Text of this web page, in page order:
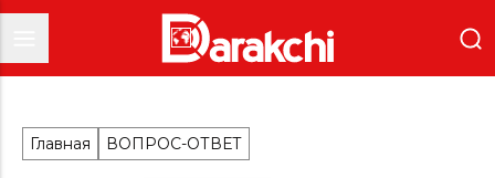
Главная ВОПРОС-ОТВЕТ